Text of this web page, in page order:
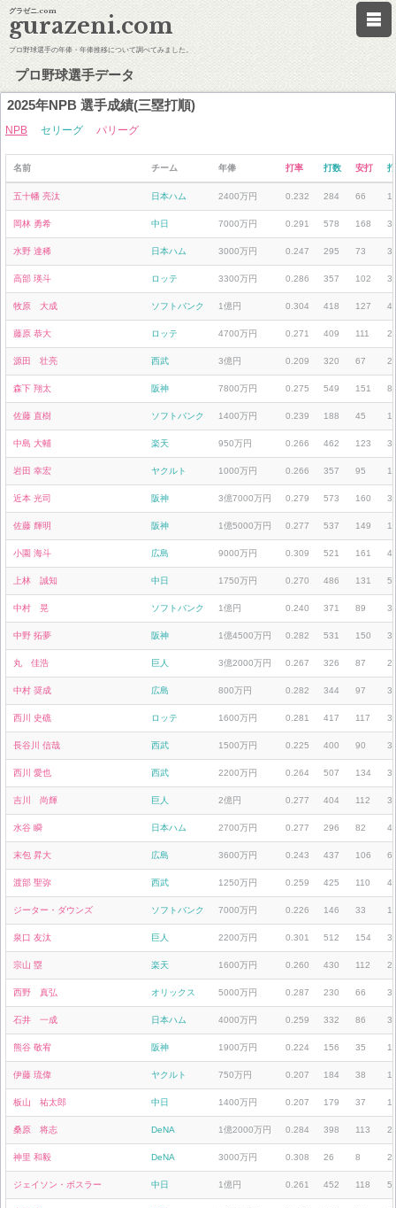
グラゼニ.com
gurazeni.com
プロ野球選手の年俸・年俸推移について調べてみました。
プロ野球選手データ
2025年NPB 選手成績(三塁打順)
NPB セリーグ パリーグ
名前 チーム 年俸 打率 打数 安打
五十幡 亮汰 日本ハム 2400万円 0.232 284 66
岡林 勇希 中日 7000万円 0.291 578 168
水野 達稀 日本ハム 3000万円 0.247 295 73
高部 瑛斗 ロッテ 3300万円 0.286 357 102
牧原 大成 ソフトバンク 1億円 0.304 418 127
藤原 恭大 ロッテ 4700万円 0.271 409 111
源田 壮亮 西武 3億円 0.209 320 67
森下 翔太 阪神 7800万円 0.275 549 151
佐藤 直樹 ソフトバンク 1400万円 0.239 188 45
中島 大輔 楽天 950万円 0.266 462 123
岩田 幸宏 ヤクルト 1000万円 0.266 357 95
近本 光司 阪神 3億7000万円 0.279 573 160
佐藤 輝明 阪神 1億5000万円 0.277 537 149
小園 海斗 広島 9000万円 0.309 521 161
上林 誠知 中日 1750万円 0.270 486 131
中村 晃 ソフトバンク 1億円 0.240 371 89
中野 拓夢 阪神 1億4500万円 0.282 531 150
丸 佳浩 巨人 3億2000万円 0.267 326 87
中村 奨成 広島 800万円 0.282 344 97
西川 史礁 ロッテ 1600万円 0.281 417 117
長谷川 信哉 西武 1500万円 0.225 400 90
西川 愛也 西武 2200万円 0.264 507 134
吉川 尚輝 巨人 2億円 0.277 404 112
水谷 瞬 日本ハム 2700万円 0.277 296 82
末包 昇大 広島 3600万円 0.243 437 106
渡部 聖弥 西武 1250万円 0.259 425 110
ジーター・ダウンズ ソフトバンク 7000万円 0.226 146 33
泉口 友汰 巨人 2200万円 0.301 512 154
宗山 塁 楽天 1600万円 0.260 430 112
西野 真弘 オリックス 5000万円 0.287 230 66
石井 一成 日本ハム 4000万円 0.259 332 86
熊谷 敬宥 阪神 1900万円 0.224 156 35
伊藤 琉偉 ヤクルト 750万円 0.207 184 38
板山 祐太郎 中日 1400万円 0.207 179 37
桑原 将志 DeNA 1億2000万円 0.284 398 113
神里 和毅 DeNA 3000万円 0.308 26 8 2
ジェイソン・ボスラー 中日 1億円 0.261 452 118